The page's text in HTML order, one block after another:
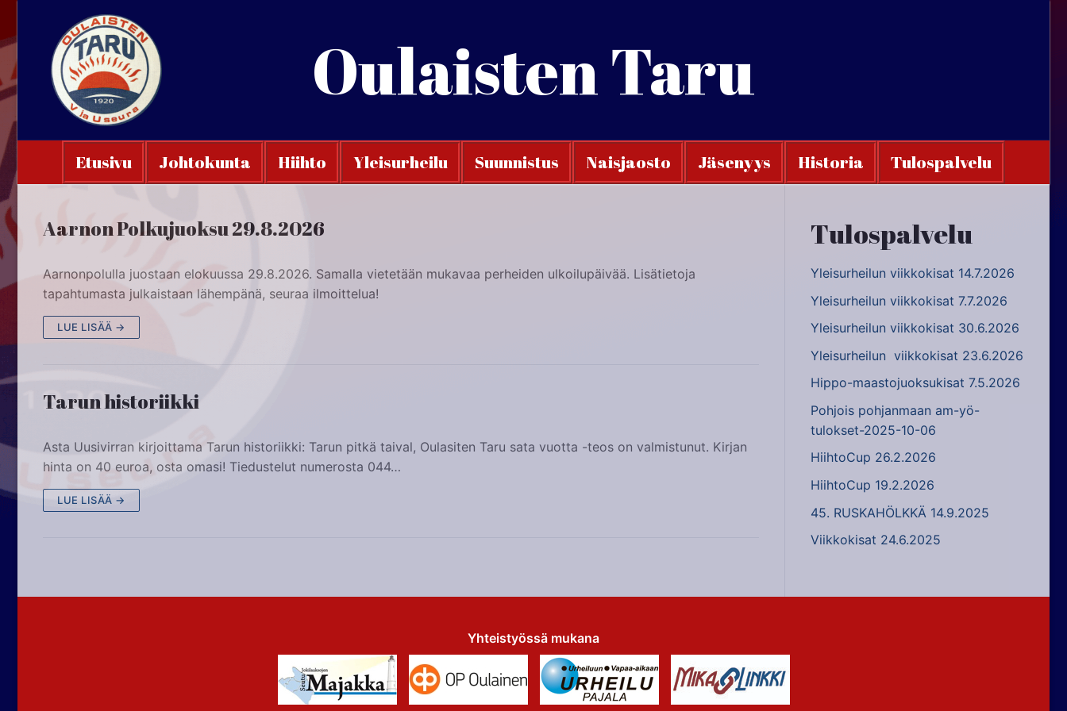
sisältöön
Oulaisten Taru
Etusivu Johtokunta Hiihto Yleisurheilu Suunnistus Naisjaosto Jäsenyys Historia Tulospalvelu
Aarnon Polkujuoksu 29.8.2026
Aarnonpolulla juostaan elokuussa 29.8.2026. Samalla vietetään mukavaa perheiden ulkoilupäivää. Lisätietoja
tapahtumasta julkaistaan lähempänä, seuraa ilmoittelua!
LUE LISÄÄ →
Tarun historiikki
Asta Uusivirran kirjoittama Tarun historiikki: Tarun pitkä taival, Oulasiten Taru sata vuotta -teos on valmistunut. Kirjan
hinta on 40 euroa, osta omasi! Tiedustelut numerosta 044…
LUE LISÄÄ →
Tulospalvelu
Yleisurheilun viikkokisat 14.7.2026
Yleisurheilun viikkokisat 7.7.2026
Yleisurheilun viikkokisat 30.6.2026
Yleisurheilun viikkokisat 23.6.2026
Hippo-maastojuoksukisat 7.5.2026
Pohjois pohjanmaan am-yö-
tulokset-2025-10-06
HiihtoCup 26.2.2026
HiihtoCup 19.2.2026
45. RUSKAHÖLKKÄ 14.9.2025
Viikkokisat 24.6.2025
Yhteistyössä mukana